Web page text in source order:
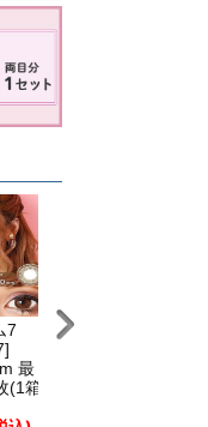
7
最
(1箱
キングダム16